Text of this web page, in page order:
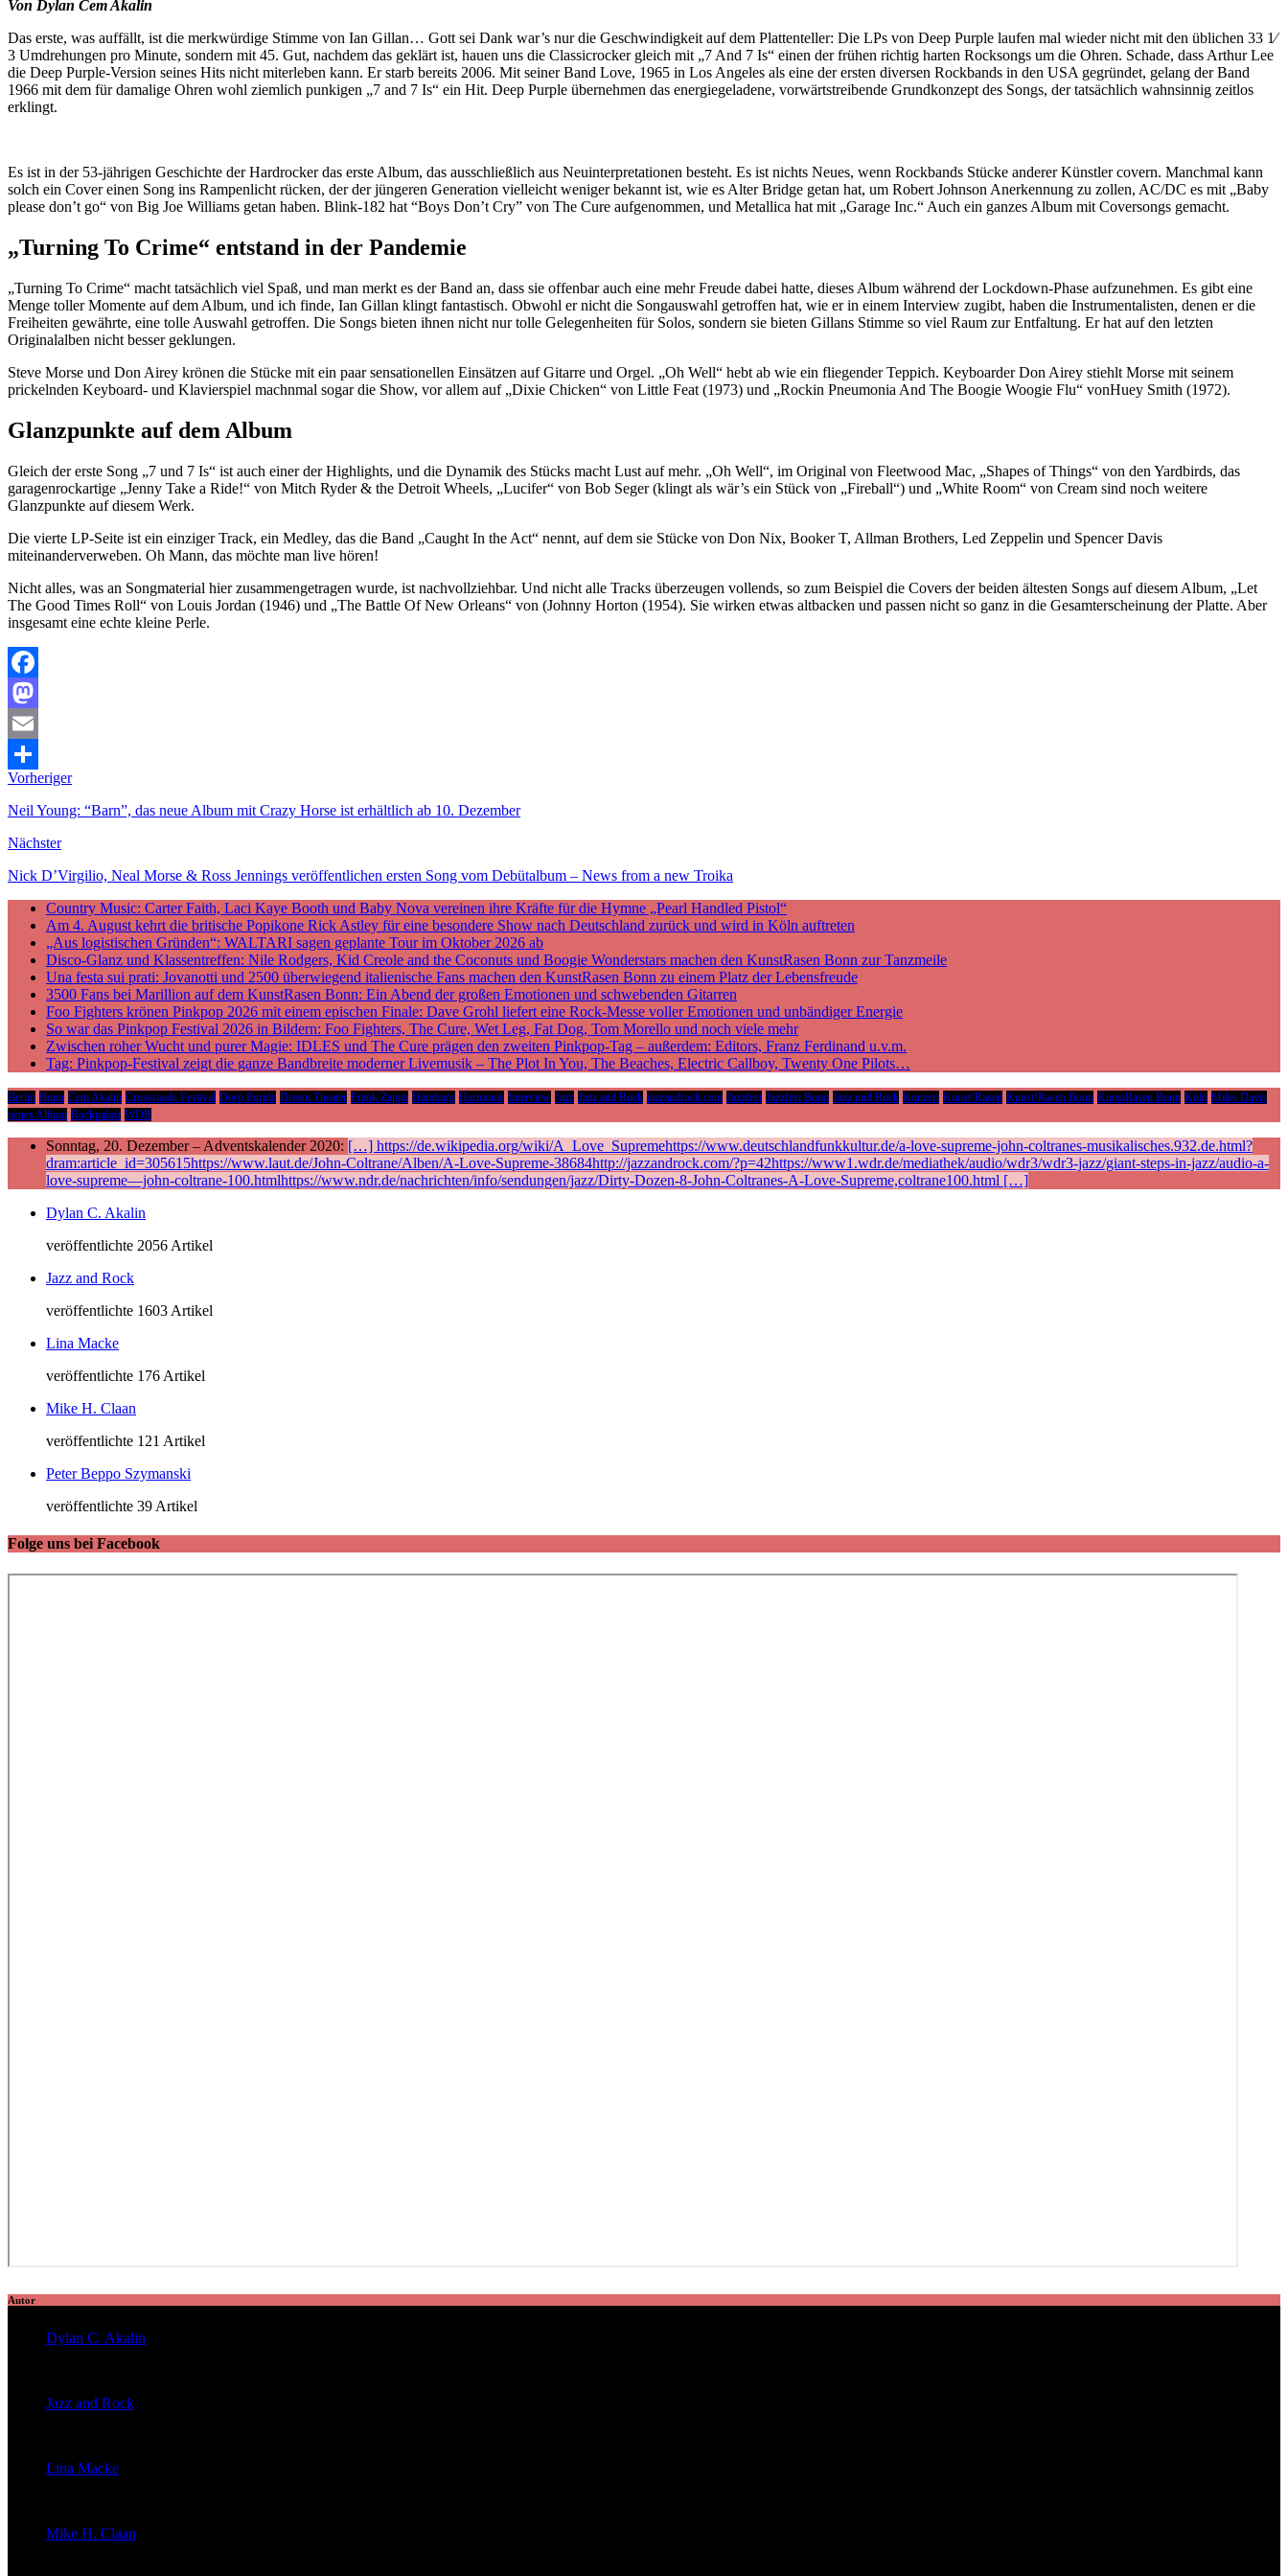
Von Dylan Cem Akalin
Das erste, was auffällt, ist die merkwürdige Stimme von Ian Gillan… Gott sei Dank war’s nur die Geschwindigkeit auf dem Plattenteller: Die LPs von Deep Purple laufen mal wieder nicht mit den üblichen 33 1⁄
3 Umdrehungen pro Minute, sondern mit 45. Gut, nachdem das geklärt ist, hauen uns die Classicrocker gleich mit „7 And 7 Is“ einen der frühen richtig harten Rocksongs um die Ohren. Schade, dass Arthur Lee
die Deep Purple-Version seines Hits nicht miterleben kann. Er starb bereits 2006. Mit seiner Band Love, 1965 in Los Angeles als eine der ersten diversen Rockbands in den USA gegründet, gelang der Band
1966 mit dem für damalige Ohren wohl ziemlich punkigen „7 and 7 Is“ ein Hit. Deep Purple übernehmen das energiegeladene, vorwärtstreibende Grundkonzept des Songs, der tatsächlich wahnsinnig zeitlos
erklingt.
Es ist in der 53-jährigen Geschichte der Hardrocker das erste Album, das ausschließlich aus Neuinterpretationen besteht. Es ist nichts Neues, wenn Rockbands Stücke anderer Künstler covern. Manchmal kann
solch ein Cover einen Song ins Rampenlicht rücken, der der jüngeren Generation vielleicht weniger bekannt ist, wie es Alter Bridge getan hat, um Robert Johnson Anerkennung zu zollen, AC/DC es mit „Baby
please don’t go“ von Big Joe Williams getan haben. Blink-182 hat “Boys Don’t Cry” von The Cure aufgenommen, und Metallica hat mit „Garage Inc.“ Auch ein ganzes Album mit Coversongs gemacht.
„Turning To Crime“ entstand in der Pandemie
„Turning To Crime“ macht tatsächlich viel Spaß, und man merkt es der Band an, dass sie offenbar auch eine mehr Freude dabei hatte, dieses Album während der Lockdown-Phase aufzunehmen. Es gibt eine
Menge toller Momente auf dem Album, und ich finde, Ian Gillan klingt fantastisch. Obwohl er nicht die Songauswahl getroffen hat, wie er in einem Interview zugibt, haben die Instrumentalisten, denen er die
Freiheiten gewährte, eine tolle Auswahl getroffen. Die Songs bieten ihnen nicht nur tolle Gelegenheiten für Solos, sondern sie bieten Gillans Stimme so viel Raum zur Entfaltung. Er hat auf den letzten
Originalalben nicht besser geklungen.
Steve Morse und Don Airey krönen die Stücke mit ein paar sensationellen Einsätzen auf Gitarre und Orgel. „Oh Well“ hebt ab wie ein fliegender Teppich. Keyboarder Don Airey stiehlt Morse mit seinem
prickelnden Keyboard- und Klavierspiel machnmal sogar die Show, vor allem auf „Dixie Chicken“ von Little Feat (1973) und „Rockin Pneumonia And The Boogie Woogie Flu“ vonHuey Smith (1972).
Glanzpunkte auf dem Album
Gleich der erste Song „7 und 7 Is“ ist auch einer der Highlights, und die Dynamik des Stücks macht Lust auf mehr. „Oh Well“, im Original von Fleetwood Mac, „Shapes of Things“ von den Yardbirds, das
garagenrockartige „Jenny Take a Ride!“ von Mitch Ryder & the Detroit Wheels, „Lucifer“ von Bob Seger (klingt als wär’s ein Stück von „Fireball“) und „White Room“ von Cream sind noch weitere
Glanzpunkte auf diesem Werk.
Die vierte LP-Seite ist ein einziger Track, ein Medley, das die Band „Caught In the Act“ nennt, auf dem sie Stücke von Don Nix, Booker T, Allman Brothers, Led Zeppelin und Spencer Davis
miteinanderverweben. Oh Mann, das möchte man live hören!
Nicht alles, was an Songmaterial hier zusammengetragen wurde, ist nachvollziehbar. Und nicht alle Tracks überzeugen vollends, so zum Beispiel die Covers der beiden ältesten Songs auf diesem Album, „Let
The Good Times Roll“ von Louis Jordan (1946) und „The Battle Of New Orleans“ von (Johnny Horton (1954). Sie wirken etwas altbacken und passen nicht so ganz in die Gesamterscheinung der Platte. Aber
insgesamt eine echte kleine Perle.
Facebook
Mastodon
Email
Teilen
Vorheriger
Neil Young: “Barn”, das neue Album mit Crazy Horse ist erhältlich ab 10. Dezember
Nächster
Nick D’Virgilio, Neal Morse & Ross Jennings veröffentlichen ersten Song vom Debütalbum – News from a new Troika
Country Music: Carter Faith, Laci Kaye Booth und Baby Nova vereinen ihre Kräfte für die Hymne „Pearl Handled Pistol“
Am 4. August kehrt die britische Popikone Rick Astley für eine besondere Show nach Deutschland zurück und wird in Köln auftreten
„Aus logistischen Gründen“: WALTARI sagen geplante Tour im Oktober 2026 ab
Disco-Glanz und Klassentreffen: Nile Rodgers, Kid Creole and the Coconuts und Boogie Wonderstars machen den KunstRasen Bonn zur Tanzmeile
Una festa sui prati: Jovanotti und 2500 überwiegend italienische Fans machen den KunstRasen Bonn zu einem Platz der Lebensfreude
3500 Fans bei Marillion auf dem KunstRasen Bonn: Ein Abend der großen Emotionen und schwebenden Gitarren
Foo Fighters krönen Pinkpop 2026 mit einem epischen Finale: Dave Grohl liefert eine Rock-Messe voller Emotionen und unbändiger Energie
So war das Pinkpop Festival 2026 in Bildern: Foo Fighters, The Cure, Wet Leg, Fat Dog, Tom Morello und noch viele mehr
Zwischen roher Wucht und purer Magie: IDLES und The Cure prägen den zweiten Pinkpop-Tag – außerdem: Editors, Franz Ferdinand u.v.m.
Tag: Pinkpop-Festival zeigt die ganze Bandbreite moderner Livemusik – The Plot In You, The Beaches, Electric Callboy, Twenty One Pilots…
Berlin Bonn Cem Akalin Crossroads Festival Deep Purple Dream Theater Frank Zappa Hamburg Harmonie Interview Jazz Jazz and Rock jazzandrock.com Jazzfest Jazzfest Bonn Jazz und Rock Konzert Kunst!Rasen Kunst!Rasen Bonn KunstRasen Bonn Köln Miles Davis
neues Album Rockpalast WDR
Sonntag, 20. Dezember – Adventskalender 2020: […] https://de.wikipedia.org/wiki/A_Love_Supremehttps://www.deutschlandfunkkultur.de/a-love-supreme-john-coltranes-musikalisches.932.de.html?
dram:article_id=305615https://www.laut.de/John-Coltrane/Alben/A-Love-Supreme-38684http://jazzandrock.com/?p=42https://www1.wdr.de/mediathek/audio/wdr3/wdr3-jazz/giant-steps-in-jazz/audio-a-
love-supreme—john-coltrane-100.htmlhttps://www.ndr.de/nachrichten/info/sendungen/jazz/Dirty-Dozen-8-John-Coltranes-A-Love-Supreme,coltrane100.html […]
Dylan C. Akalin
veröffentlichte 2056 Artikel
Jazz and Rock
veröffentlichte 1603 Artikel
Lina Macke
veröffentlichte 176 Artikel
Mike H. Claan
veröffentlichte 121 Artikel
Peter Beppo Szymanski
veröffentlichte 39 Artikel
Folge uns bei Facebook
Autor
Dylan C. Akalin
Jazz and Rock
Lina Macke
Mike H. Claan